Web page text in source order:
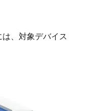
、対象デバイス